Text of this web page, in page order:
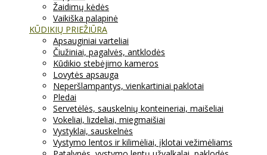
Žaidimų kėdės
Vaikiška palapinė
KŪDIKIŲ PRIEŽIŪRA
Apsauginiai varteliai
Čiužiniai, pagalvės, antklodės
Kūdikio stebėjimo kameros
Lovytės apsauga
Neperšlampantys, vienkartiniai paklotai
Pledai
Servetėlės, sauskelnių konteineriai, maišeliai
Vokeliai, lizdeliai, miegmaišiai
Vystyklai, sauskelnės
Vystymo lentos ir kilimėliai, įklotai vežimėliams